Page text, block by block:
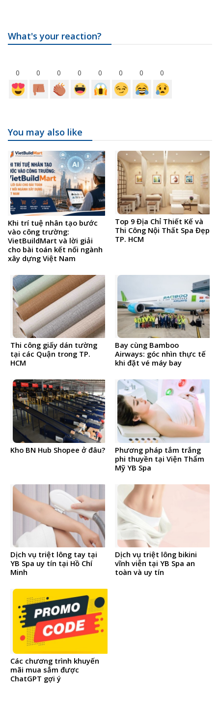
What's your reaction?
0 0 0 0 0 0 0 0
You may also like
Khi trí tuệ nhân tạo bước
vào công trường:
VietBuildMart và lời giải
cho bài toán kết nối ngành
xây dựng Việt Nam
Top 9 Địa Chỉ Thiết Kế và
Thi Công Nội Thất Spa Đẹp
TP. HCM
Thi công giấy dán tường
tại các Quận trong TP.
HCM
Bay cùng Bamboo
Airways: góc nhìn thực tế
khi đặt vé máy bay
Kho BN Hub Shopee ở đâu?
Phương pháp tắm trắng
phi thuyền tại Viện Thẩm
Mỹ YB Spa
Dịch vụ triệt lông tay tại
YB Spa uy tín tại Hồ Chí
Minh
Dịch vụ triệt lông bikini
vĩnh viễn tại YB Spa an
toàn và uy tín
Các chương trình khuyến
mãi mua sắm được
ChatGPT gợi ý